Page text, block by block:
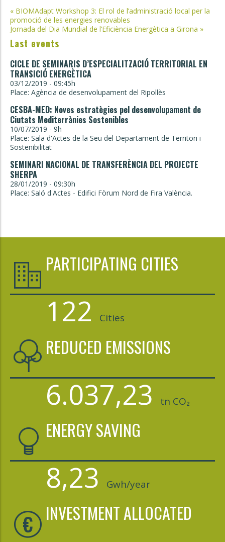
Post
navigation
« BIOMAdapt Workshop 3: El rol de l’administració local per la
promoció de les energies renovables
Jornada del Dia Mundial de l’Eficiència Energètica a Girona »
Last events
CICLE DE SEMINARIS D’ESPECIALITZACIÓ TERRITORIAL EN
TRANSICIÓ ENERGÈTICA
03/12/2019 - 09:45h
Place: Agència de desenvolupament del Ripollès
CESBA-MED: Noves estratègies pel desenvolupament de
Ciutats Mediterrànies Sostenibles
10/07/2019 - 9h
Place: Sala d'Actes de la Seu del Departament de Territori i
Sostenibilitat
SEMINARI NACIONAL DE TRANSFERÈNCIA DEL PROJECTE
SHERPA
28/01/2019 - 09:30h
Place: Saló d'Actes - Edifici Fòrum Nord de Fira València.
PARTICIPATING CITIES
122 Cities
REDUCED EMISSIONS
6.037,23 tn CO₂
ENERGY SAVING
8,23 Gwh/year
INVESTMENT ALLOCATED